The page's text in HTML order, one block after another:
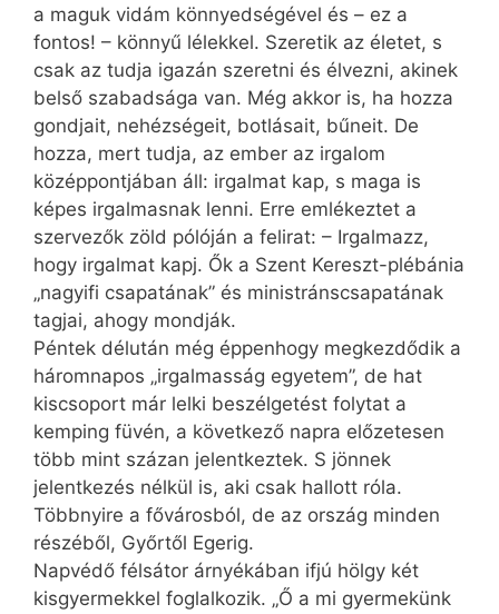
a maguk vidám könnyedségével és – ez a
fontos! – könnyű lélekkel. Szeretik az életet, s
csak az tudja igazán szeretni és élvezni, akinek
belső szabadsága van. Még akkor is, ha hozza
gondjait, nehézségeit, botlásait, bűneit. De
hozza, mert tudja, az ember az irgalom
középpontjában áll: irgalmat kap, s maga is
képes irgalmasnak lenni. Erre emlékeztet a
szervezők zöld pólóján a felirat: – Irgalmazz,
hogy irgalmat kapj. Ők a Szent Kereszt-plébánia
„nagyifi csapatának” és ministránscsapatának
tagjai, ahogy mondják.
Péntek délután még éppenhogy megkezdődik a
háromnapos „irgalmasság egyetem”, de hat
kiscsoport már lelki beszélgetést folytat a
kemping füvén, a következő napra előzetesen
több mint százan jelentkeztek. S jönnek
jelentkezés nélkül is, aki csak hallott róla.
Többnyire a fővárosból, de az ország minden
részéből, Győrtől Egerig.
Napvédő félsátor árnyékában ifjú hölgy két
kisgyermekkel foglalkozik. „Ő a mi gyermekünk